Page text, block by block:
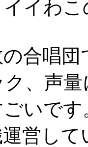
イわ
合唱
、声
いです
営し